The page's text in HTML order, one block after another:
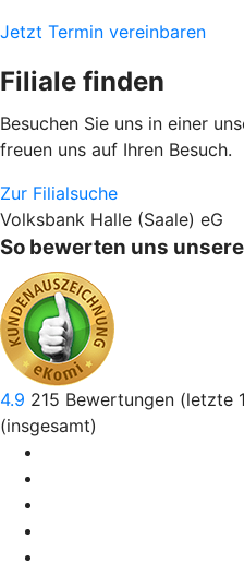
Jetzt Termin vereinbaren
Filiale finden
Besuchen Sie uns in einer
freuen uns auf Ihren Besuch.
Zur Filialsuche
Volksbank Halle (Saale) eG
So bewerten uns
4.9 215 Bewertungen (letzte
(insgesamt)